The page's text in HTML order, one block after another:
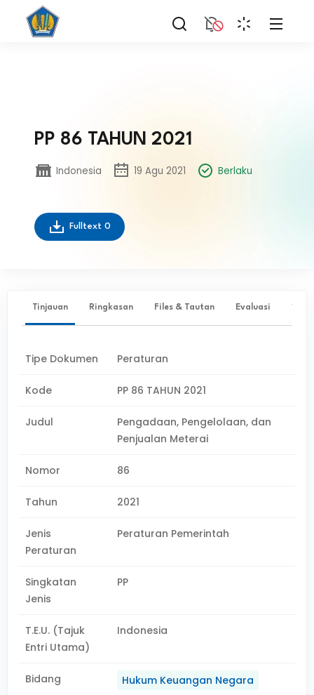
PP 86 TAHUN 2021
Indonesia 19 Agu 2021 Berlaku
Fulltext 0
Tinjauan Ringkasan Files & Tautan Evaluasi ✨
Tipe Dokumen Peraturan
Kode PP 86 TAHUN 2021
Judul
Pengadaan, Pengelolaan, dan
Penjualan Meterai
Nomor 86
Tahun 2021
Jenis
Peraturan
Peraturan Pemerintah
Singkatan
Jenis
PP
T.E.U. (Tajuk
Entri Utama)
Indonesia
Bidang Hukum Keuangan Negara